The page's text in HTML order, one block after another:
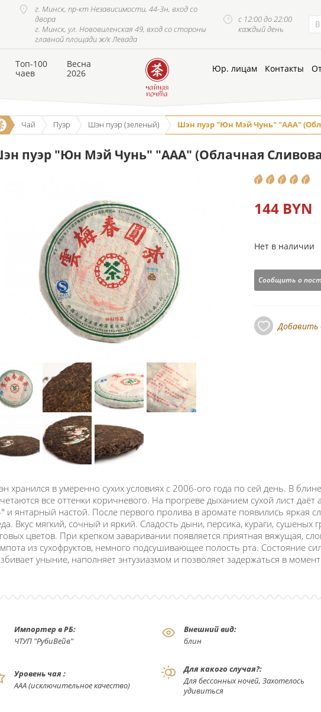
г. Минск, пр-кт Независимости, 44-3н, вход со
двора
г. Минск, ул. Нововиленская 49, вход со стороны
главной площади ж/к Левада
с 12:00 до 22:00
каждый день
Топ-100
чаев
Весна
2026
Юр. лицам Контакты
Чай Пуэр Шэн пуэр (зеленый) Шэн пуэр "Юн Мэй Чунь" "ААА"
пуэр "Юн Мэй Чунь" "ААА" (Облачная
144 BYN
Нет в наличии
Сообщить о
Добавить
хранился в умеренно сухих условиях с 2006-ого года по сей день. В
все оттенки коричневого. На прогреве дыханием сухой лист даёт
и янтарный настой. После первого пролива в аромате появились яркая
Вкус мягкий, сочный и яркий. Сладость дыни, персика, кураги, сушеных
цветов. При крепком заваривании появляется приятная вяжущая,
из сухофруктов, немного подсушивающее полость рта. Состояние
уныние, наполняет энтузиазмом и позволяет задержаться в
Импортер в РБ:
ЧТУП "РубиВейв"
Внешний вид:
блин
Уровень чая :
ААА (исключительное качество)
Для какого случая?:
Для бессонных ночей, Захотелось
удивиться